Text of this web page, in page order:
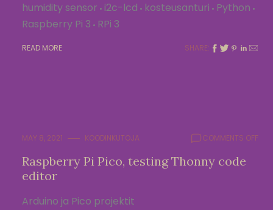
humidity sensor i2c-lcd kosteusanturi
Python
Raspberry Pi 3
RPi 3
READ MORE SHARE:
MAY 8, 2021 KOODINKUTOJA COMMENTS OFFON
Raspberry Pi Pico, testing Thonny code
editor
Arduino ja Pico projektit